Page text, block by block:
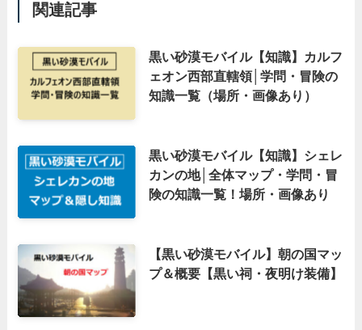
関連記事
黒い砂漠モバイル【知識】カルフ
ェオン西部直轄領│学問・冒険の
知識一覧（場所・画像あり）
黒い砂漠モバイル【知識】シェレ
カンの地│全体マップ・学問・冒
険の知識一覧！場所・画像あり
【黒い砂漠モバイル】朝の国マッ
プ＆概要【黒い祠・夜明け装備】